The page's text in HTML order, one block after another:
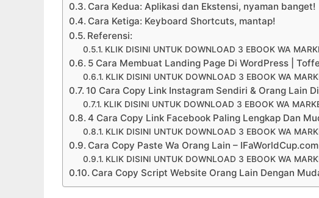
Cara Kedua: Aplikasi dan Ekstensi, nyaman banget!
Cara Ketiga: Keyboard Shortcuts, mantap!
Referensi:
KLIK DISINI UNTUK DOWNLOAD 3 EBOOK WA
5 Cara Membuat Landing Page Di WordPress |
KLIK DISINI UNTUK DOWNLOAD 3 EBOOK WA
10 Cara Copy Link Instagram Sendiri & Orang Lain
KLIK DISINI UNTUK DOWNLOAD 3 EBOOK WA
4 Cara Copy Link Facebook Paling Lengkap Dan
KLIK DISINI UNTUK DOWNLOAD 3 EBOOK WA
Cara Copy Paste Wa Orang Lain – IFaWorldCup.com
KLIK DISINI UNTUK DOWNLOAD 3 EBOOK WA
Cara Copy Script Website Orang Lain Dengan